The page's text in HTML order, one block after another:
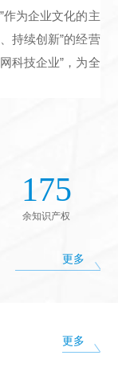
作为企业文化的主
持续创新”的经营
科技企业”，为全
175
余知识产权
更多
更多